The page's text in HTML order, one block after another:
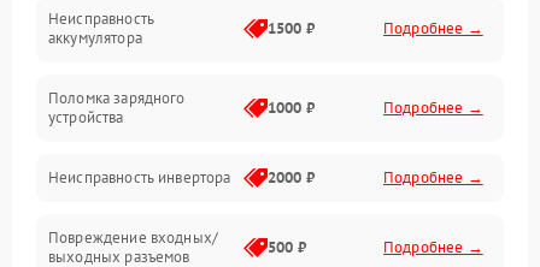
Звук и индикация
Неисправность
аккумулятора
1500 ₽ Подробнее →
Поломка зарядного
устройства
1000 ₽ Подробнее →
Неисправность инвертора 2000 ₽ Подробнее →
Повреждение входных/
выходных разъемов
500 ₽ Подробнее →